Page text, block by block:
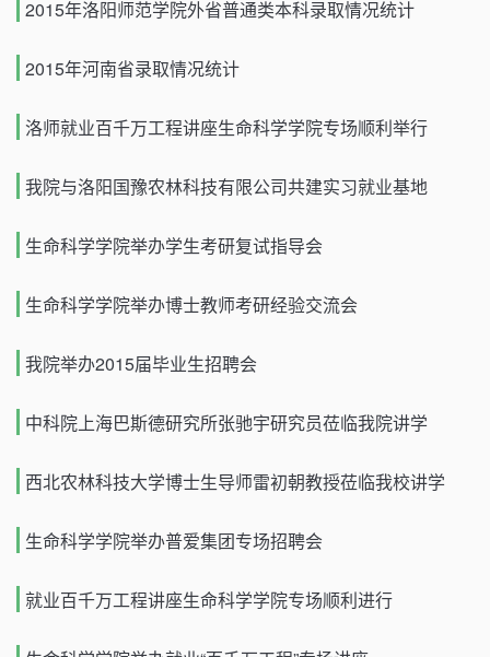
2015年洛阳师范学院外省普通类本科录取情况统计
2015年河南省录取情况统计
洛师就业百千万工程讲座生命科学学院专场顺利举行
我院与洛阳国豫农林科技有限公司共建实习就业基地
生命科学学院举办学生考研复试指导会
生命科学学院举办博士教师考研经验交流会
我院举办2015届毕业生招聘会
中科院上海巴斯德研究所张驰宇研究员莅临我院讲学
西北农林科技大学博士生导师雷初朝教授莅临我校讲学
生命科学学院举办普爱集团专场招聘会
就业百千万工程讲座生命科学学院专场顺利进行